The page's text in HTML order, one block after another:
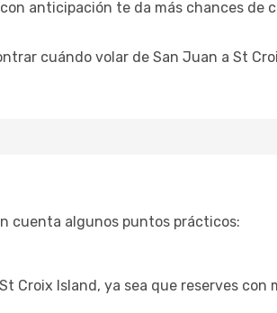
anticipación te da más chances de
cuándo volar de San Juan a St
cuenta algunos puntos prácticos:
Croix Island, ya sea que reserves con